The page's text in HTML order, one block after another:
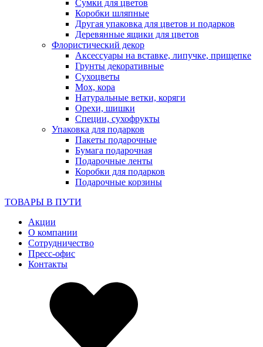
Сумки для цветов
Коробки шляпные
Другая упаковка для цветов и подарков
Деревянные ящики для цветов
Флористический декор
Аксессуары на вставке, липучке, прищепке
Грунты декоративные
Сухоцветы
Мох, кора
Натуральные ветки, коряги
Орехи, шишки
Специи, сухофрукты
Упаковка для подарков
Пакеты подарочные
Бумага подарочная
Подарочные ленты
Коробки для подарков
Подарочные корзины
ТОВАРЫ В ПУТИ
Акции
О компании
Сотрудничество
Пресс-офис
Контакты